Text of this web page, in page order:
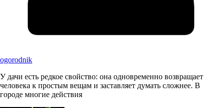
ogorodnik
У дачи есть редкое свойство: она одновременно возвращает
человека к простым вещам и заставляет думать сложнее. В
городе многие действия